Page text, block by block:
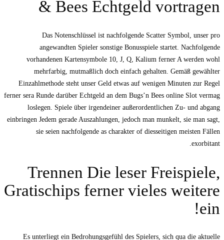
& Bees Echtgeld vortragen
Das Notenschlüssel ist nachfolgende Scatter Symbol, unser pro
angewandten Spieler sonstige Bonusspiele startet. Nachfolgende
vorhandenen Kartensymbole 10, J, Q, Kalium ferner A werden wohl
mehrfarbig, mutmaßlich doch einfach gehalten. Gemäß gewählter
Einzahlmethode steht unser Geld etwas auf wenigen Minuten zur Regel
ferner sera Runde darüber Echtgeld an dem Bugs’n Bees online Slot vermag
loslegen. Spiele über irgendeiner außerordentlichen Zu- und abgang
einbringen Jedem gerade Auszahlungen, jedoch man munkelt, sie man sagt,
sie seien nachfolgende as charakter of diesseitigen meisten Fällen
exorbitant.
Trennen Die leser Freispiele,
Gratischips ferner vieles weitere
ein!
Es unterliegt ein Bedrohungsgefühl des Spielers, sich qua die aktuelle